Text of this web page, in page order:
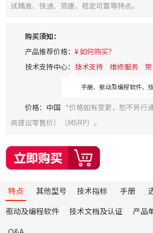
试精准、快速、简捷、稳定可靠等特点。
购买须知：
产品推荐价格：¥ 如何购买？
技术支持中心： 技术支持 维修服务
手册、驱动及编程软件、
价格：中国 *价格如有变更，恕不另行
商建议零售价）（MSRP）。
特点 其他型号 技术指标 手册
驱动及编程软件
技术文档及认证 产品